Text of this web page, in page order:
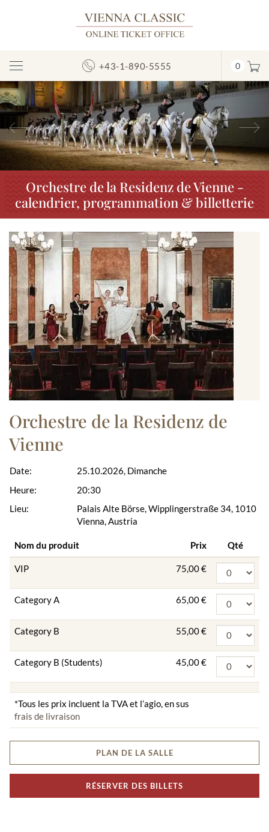
Afficher/masquer
la
navigation
+43-1-890-5555 0
Précédent
Orchestre de la Residenz de Vienne -
calendrier, programmation & billetterie
Orchestre de la Residenz de
Vienne
Date:
Heure:
Lieu:
25.10.2026, Dimanche
20:30
Palais Alte Börse, Wipplingerstraße 34, 1010
Vienna, Austria
Nom du produit Prix Qté
VIP 75,00 €
Category A 65,00 €
Category B 55,00 €
Category B (Students) 45,00 €
*Tous les prix incluent la TVA et l’agio, en sus
frais de livraison
PLAN DE LA SALLE
RÉSERVER DES BILLETS